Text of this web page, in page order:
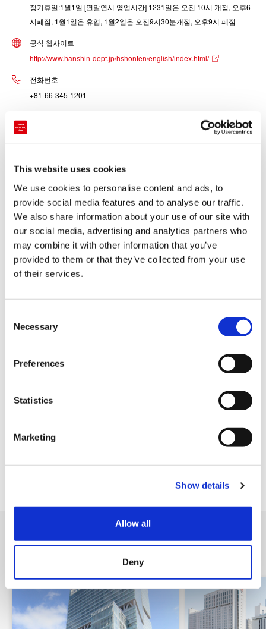
This website uses cookies
We use cookies to personalise content and ads, to
provide social media features and to analyse our traffic.
We also share information about your use of our site with
our social media, advertising and analytics partners who
may combine it with other information that you’ve
provided to them or that they’ve collected from your use
of their services.
Necessary
Preferences
Statistics
Marketing
Show details
Allow all
Deny
정기휴일:1월1일 [연말연시 영업시간] 1231일은 오전 10시 개점, 오후6
시폐점, 1월1일은 휴업, 1월2일은 오전9시30분개점, 오후9시 폐점
공식 웹사이트
http://www.hanshin-dept.jp/hshonten/english/index.html/
전화번호
+81-66-345-1201
결제
신용 카드
근처 가게